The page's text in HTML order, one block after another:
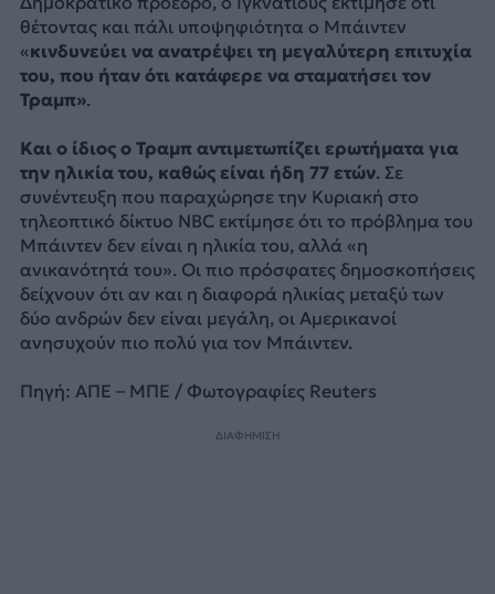
θέτοντας και πάλι υποψηφιότητα ο Μπάιντεν
«κινδυνεύει να ανατρέψει τη μεγαλύτερη επιτυχία
του, που ήταν ότι κατάφερε να σταματήσει τον
Τραμπ».
Και ο ίδιος ο Τραμπ αντιμετωπίζει ερωτήματα για
την ηλικία του, καθώς είναι ήδη 77 ετών. Σε
συνέντευξη που παραχώρησε την Κυριακή στο
τηλεοπτικό δίκτυο NBC εκτίμησε ότι το πρόβλημα του
Μπάιντεν δεν είναι η ηλικία του, αλλά «η
ανικανότητά του». Οι πιο πρόσφατες δημοσκοπήσεις
δείχνουν ότι αν και η διαφορά ηλικίας μεταξύ των
δύο ανδρών δεν είναι μεγάλη, οι Αμερικανοί
ανησυχούν πιο πολύ για τον Μπάιντεν.
Πηγή: ΑΠΕ – ΜΠΕ / Φωτογραφίες Reuters
ΔΙΑΦΗΜΙΣΗ